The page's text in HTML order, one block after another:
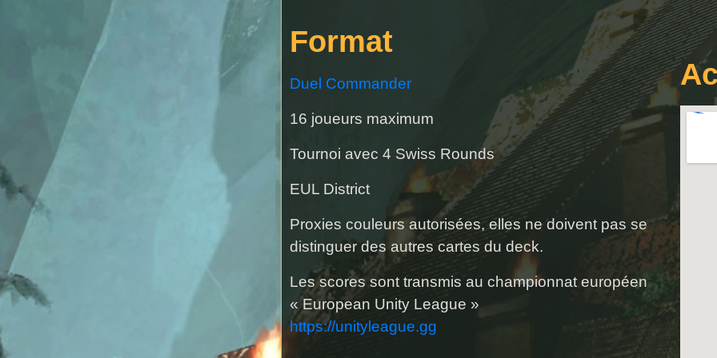
Format
Duel Commander
16 joueurs maximum
Tournoi avec 4 Swiss Rounds
EUL District
Proxies couleurs autorisées, elles ne doivent pas se
distinguer des autres cartes du deck.
Les scores sont transmis au championnat européen
« European Unity League »
https://unityleague.gg